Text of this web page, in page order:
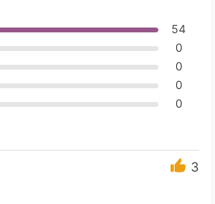
page
54
0
0
0
0
3